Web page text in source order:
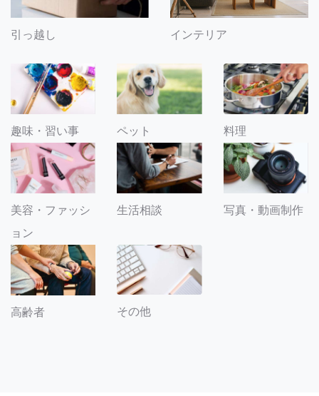
引っ越し インテリア
趣味・習い事 ペット 料理
美容・ファッシ
ョン
生活相談 写真・動画制作
高齢者 その他